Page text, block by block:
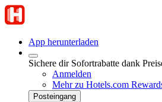
App herunterladen
Sichere dir Sofortrabatte dank
Anmelden
Mehr zu Hotels.com
Posteingang